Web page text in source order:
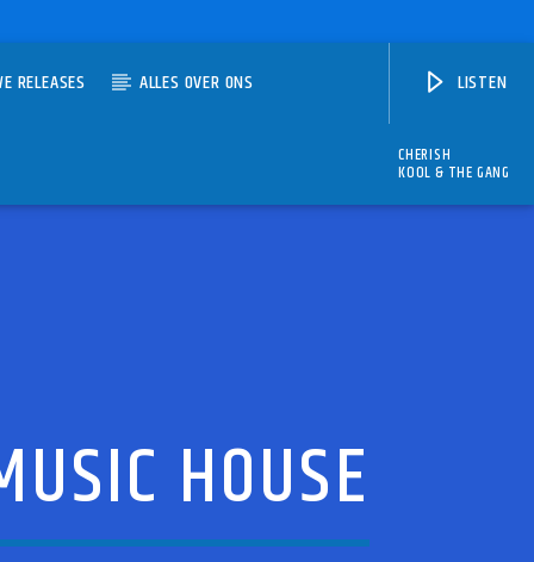
RELEASES ALLES OVER ONS LISTEN
CHERISH
KOOL & THE GANG
HOUSE